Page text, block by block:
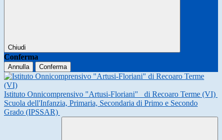
Chiudi
Conferma
Annulla Conferma
Istituto Onnicomprensivo "Artusi-Floriani"
di Recoaro Terme (VI)
Scuola dell'Infanzia, Primaria, Secondaria di Primo e Secondo
Grado (IPSSAR)